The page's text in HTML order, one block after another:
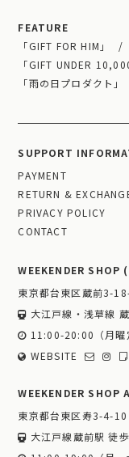
FEATURE
「GIFT FOR HIM」
「GIFT UNDER
「雨の日プロダクト」
SUPPORT
PAYMENT
RETURN &
PRIVACY POLICY
CONTACT
WEEKENDER SHOP
東京都台東区蔵前3-
大江戸線・浅草線
11:00-20:00（月
WEBSITE
WEEKENDER SHOP
東京都台東区寿3-4-10
大江戸線蔵前駅 徒